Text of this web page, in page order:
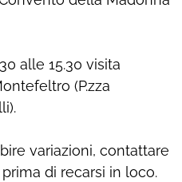
alle 15.30 visita
(P.zza
variazioni, contattare
di recarsi in loco.